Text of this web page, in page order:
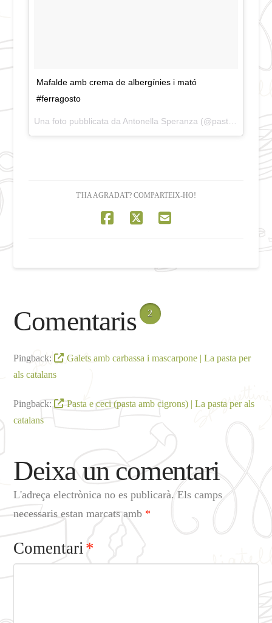
Mafalde amb crema de albergínies i mató
#ferragosto
T'HA AGRADAT? COMPARTEIX-HO!
Comentaris 2
Pingback:
Galets amb carbassa i mascarpone | La pasta per
als catalans
Pingback:
Pasta e ceci (pasta amb cigrons) | La pasta per als
catalans
Deixa un comentari
L'adreça electrònica no es publicarà. Els camps
necessaris estan marcats amb *
Comentari*